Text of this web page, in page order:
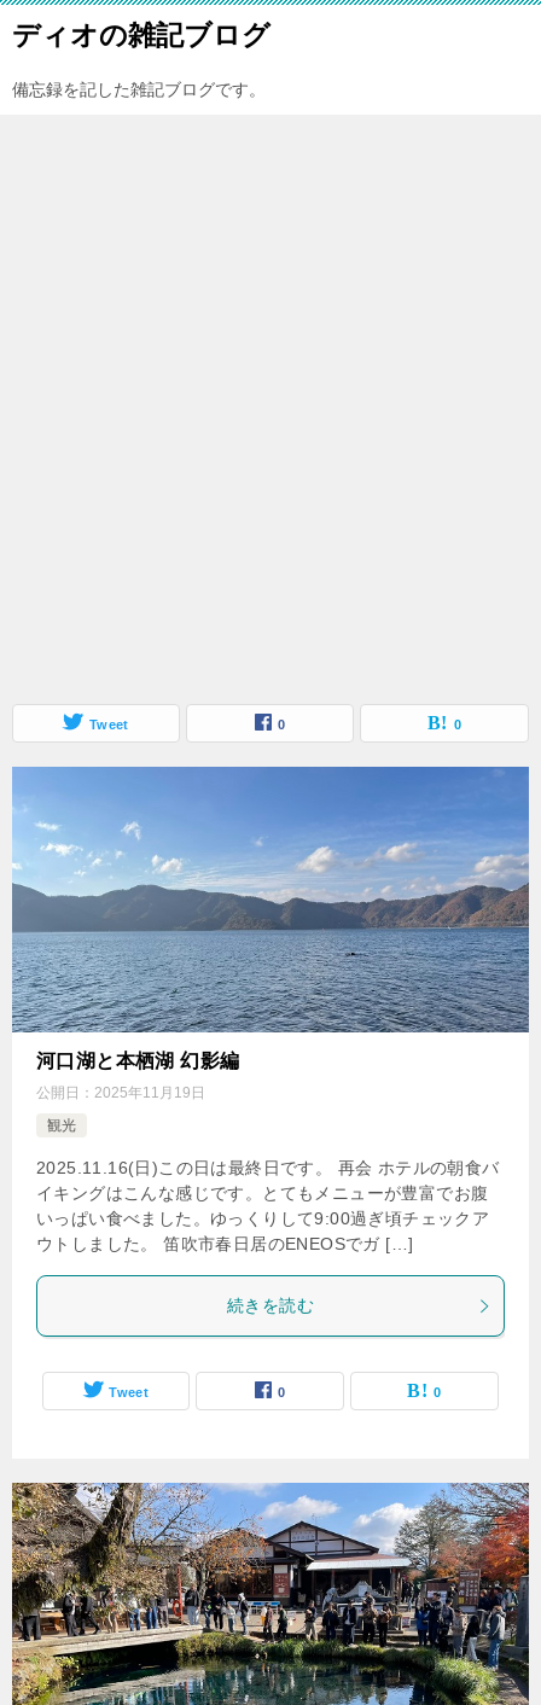
ディオの雑記ブログ
備忘録を記した雑記ブログです。
Tweet 0 0
河口湖と本栖湖 幻影編
公開日： 2025年11月19日
観光
2025.11.16(日)この日は最終日です。 再会 ホテルの朝食バ
イキングはこんな感じです。とてもメニューが豊富でお腹
いっぱい食べました。ゆっくりして9:00過ぎ頃チェックア
ウトしました。 笛吹市春日居のENEOSでガ […]
続きを読む
Tweet 0 0